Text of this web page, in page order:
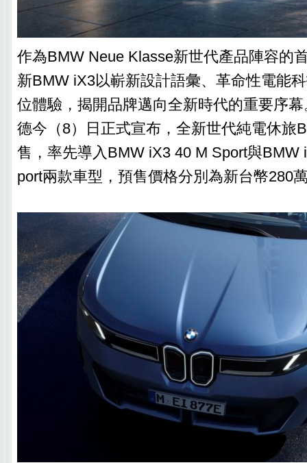
作為BMW Neue Klasse新世代產品陣容的
新BMW iX3以嶄新設計語彙、革命性電能
位體驗，揭開品牌邁向全新時代的重要序
德今（8）日正式宣布，全新世代純電休旅
售，率先導入BMW iX3 40 M Sport與BMW
port兩款車型，預售價格分別為新台幣280